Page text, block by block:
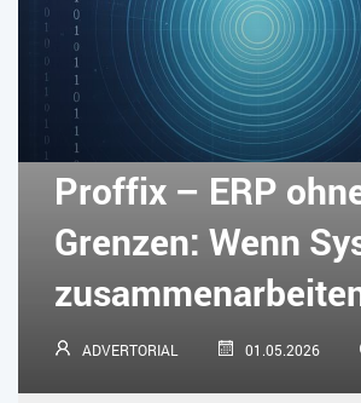
IT AUS- UND WEITERBILDUNG IT-
IT-JOBS IT-SERVICE MANAGEMENT
KÜNSTLICHE INTELLIGENZ LOGISTIK
Proffix – ERP
Grenzen: Wenn
ADVERTORIAL 01.05.2026